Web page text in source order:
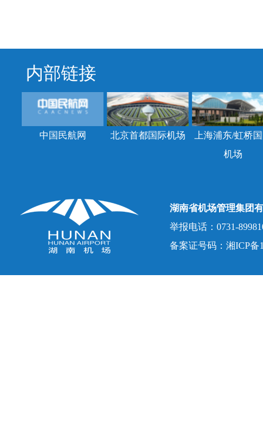
内部链接
中国民航网 北京首都国际机场
上海浦东/虹桥
机场
湖南省机场管理集团
举报电话：0731-
备案证号码：湘ICP备